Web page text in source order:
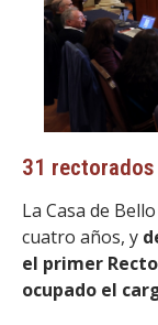
31
La Casa de
cuatro años, y
el primer
ocupado el